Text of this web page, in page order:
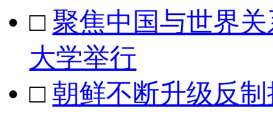
□ 聚焦中国与世界
大学举行
□ 朝鲜不断升级反